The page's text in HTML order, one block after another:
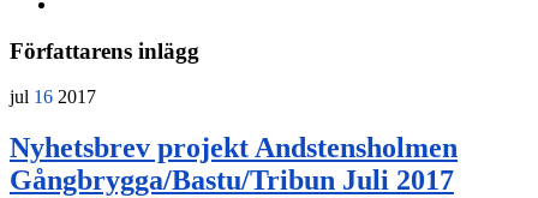
Författarens inlägg
jul 16 2017
Nyhetsbrev projekt Andstensholmen
Gångbrygga/Bastu/Tribun Juli 2017